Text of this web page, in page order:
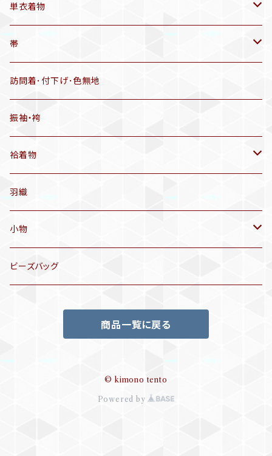
帯揚げ
羽織
半幅帯
有松絞り浴衣(6～9月頃)
単衣着物
アンティーク着物
リサイクル着物
帯
リサイクル帯
アンティーク帯
アンティーク仕立てかえ帯
名古屋帯
洒落袋帯
袋帯
訪問着･付下げ･色無地
振袖・袴
袷着物
アンティーク着物
リサイクル着物
訪問着、付下げ、色無地
リサイクル色無地
羽織
小物
帯揚げ
ビーズバッグ
商品一覧に戻る
© kimono tento
Powered by